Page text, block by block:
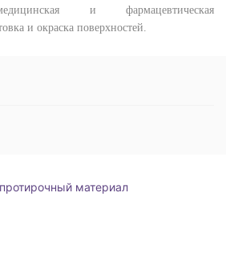
и фармацевтическая
и окраска поверхностей.
материал